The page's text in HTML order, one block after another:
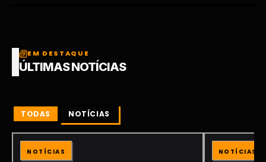
EM DESTAQUE
ÚLTIMAS NOTÍCIAS
TODAS NOTÍCIAS
NOTÍCIAS NOTÍCIAS